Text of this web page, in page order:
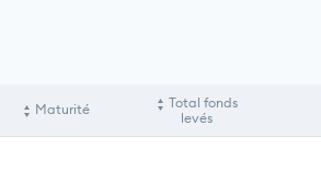
Maturité
Total fonds
levés